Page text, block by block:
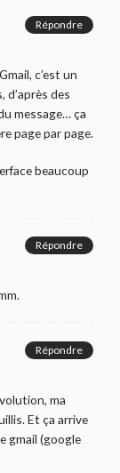
c’est un
d’après des
message… ça
page par page.
beaucoup
Répondre
Répondre
ma
Et ça arrive
gmail (google
Répondre